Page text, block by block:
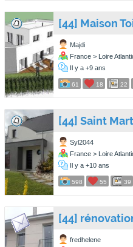
[44] Maison
Majdi
France > Loire
Il y a +9 ans
61 18 22
[44] Saint
Syl2044
France > Loire
Il y a +10 ans
598 55 39
[44]
fredhelene